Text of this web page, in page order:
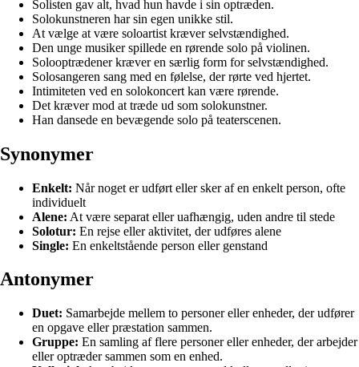
Solisten gav alt, hvad hun havde i sin optræden.
Solokunstneren har sin egen unikke stil.
At vælge at være soloartist kræver selvstændighed.
Den unge musiker spillede en rørende solo på violinen.
Solooptrædener kræver en særlig form for selvstændighed.
Solosangeren sang med en følelse, der rørte ved hjertet.
Intimiteten ved en solokoncert kan være rørende.
Det kræver mod at træde ud som solokunstner.
Han dansede en bevægende solo på teaterscenen.
Synonymer
Enkelt: Når noget er udført eller sker af en enkelt person, ofte
individuelt
Alene: At være separat eller uafhængig, uden andre til stede
Solotur: En rejse eller aktivitet, der udføres alene
Single: En enkeltstående person eller genstand
Antonymer
Duet: Samarbejde mellem to personer eller enheder, der udfører
en opgave eller præstation sammen.
Gruppe: En samling af flere personer eller enheder, der arbejder
eller optræder sammen som en enhed.